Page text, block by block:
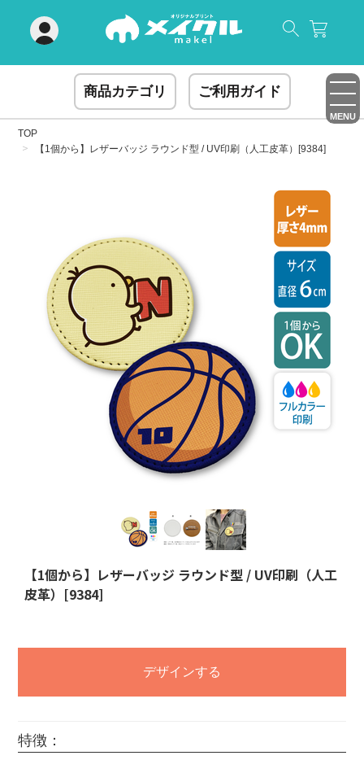
商品カテゴリ ご利用ガイド
MENU
TOP
【1個から】レザーバッジ ラウンド型 / UV印刷（人工皮革）[9384]
【1個から】レザーバッジ ラウンド型 / UV印刷（人工
皮革）[9384]
デザインする
特徴：